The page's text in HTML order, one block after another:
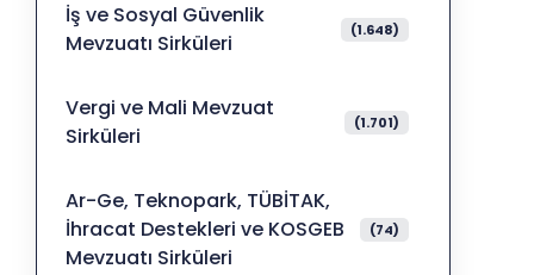
İş ve Sosyal Güvenlik
Mevzuatı Sirküleri
(1.648)
Vergi ve Mali Mevzuat
Sirküleri
(1.701)
Ar-Ge, Teknopark, TÜBİTAK,
İhracat Destekleri ve KOSGEB
Mevzuatı Sirküleri
(74)